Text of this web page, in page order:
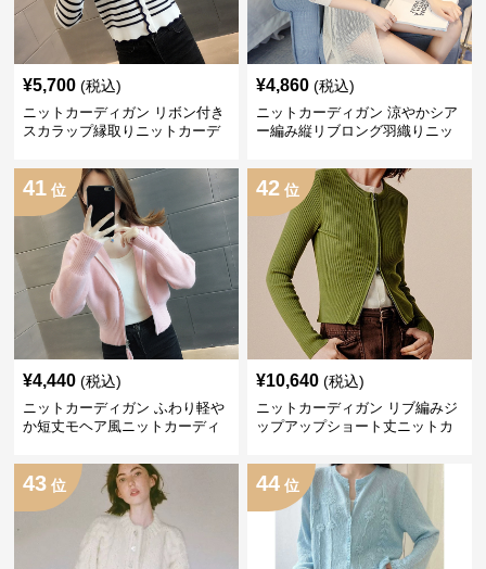
¥5,700 (税込)
ニットカーディガン リボン付き
スカラップ縁取りニットカーデ
¥4,860 (税込)
ニットカーディガン 涼やかシア
ー編み縦リブロング羽織りニッ
41 位
¥4,440 (税込)
ニットカーディガン ふわり軽や
か短丈モヘア風ニットカーディ
42 位
¥10,640 (税込)
ニットカーディガン リブ編みジ
ップアップショート丈ニットカ
43 位 44 位